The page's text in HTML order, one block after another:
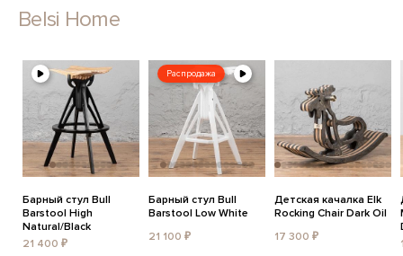
Belsi Home
Барный стул Bull
Barstool High
Natural/Black
21 400 ₽
Распродажа
Барный стул Bull
Barstool Low White
21 100 ₽
Детская качалка Elk
Rocking Chair Dark Oil
17 300 ₽